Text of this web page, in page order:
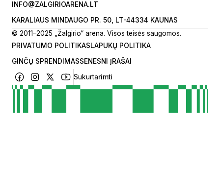
INFO@ZALGIRIOARENA.LT
KARALIAUS MINDAUGO PR. 50, LT-44334 KAUNAS
© 2011–2025 „Žalgirio“ arena. Visos teisės saugomos.
PRIVATUMO POLITIKASLAPUKŲ POLITIKA
GINČŲ SPRENDIMASSENESNI ĮRAŠAI
Sukurtarimti